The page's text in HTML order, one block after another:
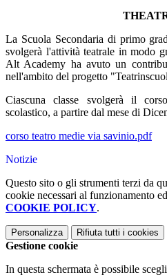
La Scuola Secondaria di primo
svolgerà l'attività teatrale in modo
Alt Academy ha avuto un
nell'ambito del progetto
Ciascuna classe svolgerà il
scolastico, a partire dal mese di
corso teatro medie via savinio.pdf
Notizie
Questo sito o gli strumenti terzi da
cookie necessari al funzionamento
COOKIE POLICY.
Personalizza Rifiuta tutti i cookies
Gestione cookie
In questa schermata è possibile